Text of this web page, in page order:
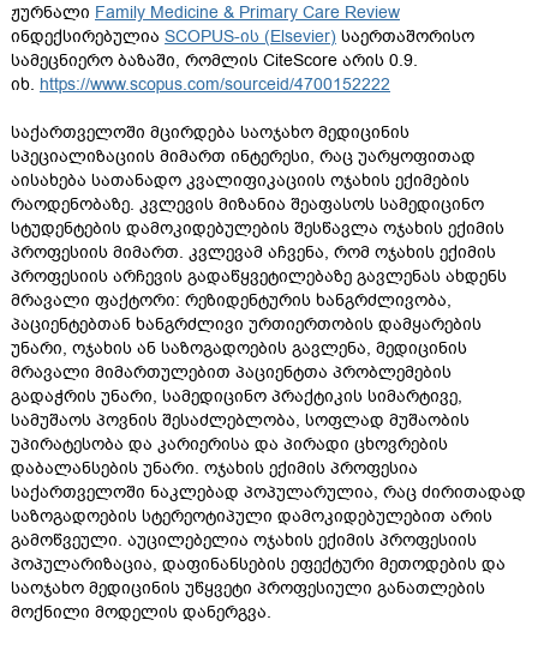
ჟურნალი Family Medicine & Primary Care Review
ინდექსირებულია SCOPUS-ის (Elsevier) საერთაშორისო
სამეცნიერო ბაზაში, რომლის CiteScore არის 0.9.
იხ. https://www.scopus.com/sourceid/4700152222
საქართველოში მცირდება საოჯახო მედიცინის
სპეციალიზაციის მიმართ ინტერესი, რაც უარყოფითად
აისახება სათანადო კვალიფიკაციის ოჯახის ექიმების
რაოდენობაზე. კვლევის მიზანია შეაფასოს სამედიცინო
სტუდენტების დამოკიდებულების შესწავლა ოჯახის ექიმის
პროფესიის მიმართ. კვლევამ აჩვენა, რომ ოჯახის ექიმის
პროფესიის არჩევის გადაწყვეტილებაზე გავლენას ახდენს
მრავალი ფაქტორი: რეზიდენტურის ხანგრძლივობა,
პაციენტებთან ხანგრძლივი ურთიერთობის დამყარების
უნარი, ოჯახის ან საზოგადოების გავლენა, მედიცინის
მრავალი მიმართულებით პაციენტთა პრობლემების
გადაჭრის უნარი, სამედიცინო პრაქტიკის სიმარტივე,
სამუშაოს პოვნის შესაძლებლობა, სოფლად მუშაობის
უპირატესობა და კარიერისა და პირადი ცხოვრების
დაბალანსების უნარი. ოჯახის ექიმის პროფესია
საქართველოში ნაკლებად პოპულარულია, რაც ძირითადად
საზოგადოების სტერეოტიპული დამოკიდებულებით არის
გამოწვეული. აუცილებელია ოჯახის ექიმის პროფესიის
პოპულარიზაცია, დაფინანსების ეფექტური მეთოდების და
საოჯახო მედიცინის უწყვეტი პროფესიული განათლების
მოქნილი მოდელის დანერგვა.